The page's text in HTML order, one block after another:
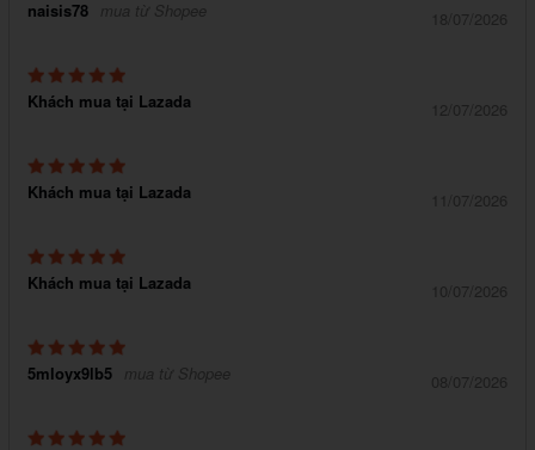
naisis78 mua từ Shopee 18/07/2026
Khách mua tại Lazada 12/07/2026
Khách mua tại Lazada 11/07/2026
Khách mua tại Lazada 10/07/2026
5mloyx9lb5 mua từ Shopee 08/07/2026